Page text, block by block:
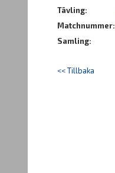
Tävling:
Matchnummer:
Samling:
<< Tillbaka